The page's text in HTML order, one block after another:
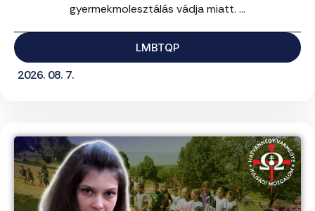
gyermekmolesztálás vádja miatt. ...
LMBTQP
2026. 08. 7.